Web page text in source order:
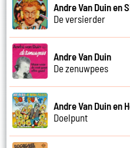
Andre Van Duin en
De versierder
Andre Van Duin
De zenuwpees
Andre Van Duin en
Doelpunt